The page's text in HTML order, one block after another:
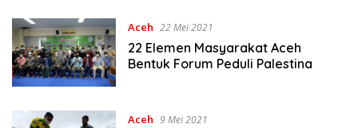
Aceh 22 Mei 2021
22 Elemen Masyarakat Aceh
Bentuk Forum Peduli Palestina
Aceh 9 Mei 2021